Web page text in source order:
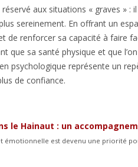
aux situations « graves »
sereinement. En offrant un
de renforcer sa capacité à faire
que sa santé physique et que
psychologique représente un
de confiance.
le Hainaut : un
émotionnelle est devenu une priorité